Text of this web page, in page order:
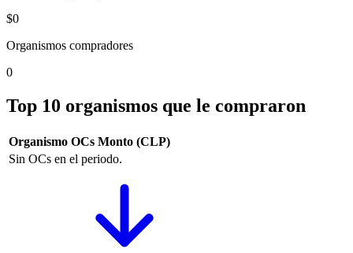
$0
Organismos compradores
0
Top 10 organismos que le compraron
Organismo OCs Monto (CLP)
Sin OCs en el periodo.